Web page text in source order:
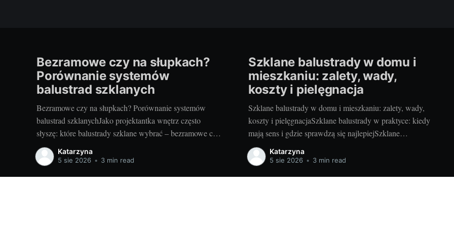
Bezramowe czy na słupkach?
Porównanie systemów
balustrad szklanych
Bezramowe czy na słupkach? Porównanie systemów
balustrad szklanychJako projektantka wnętrz często
słyszę: które balustrady szklane wybrać – bezramowe czy
na słupkach? Oba systemy potrafią wyglądać zjawiskowo
i podnieść wartość nieruchomości, ale różnią się
Katarzyna
5 sie 2026 • 3 min read
Szklane balustrady w domu i
mieszkaniu: zalety, wady,
koszty i pielęgnacja
Szklane balustrady w domu i mieszkaniu: zalety, wady,
koszty i pielęgnacjaSzklane balustrady w praktyce: kiedy
mają sens i gdzie sprawdzą się najlepiejSzklane
balustrady to sposób na więcej światła, lekkości i
nowoczesności bez rezygnacji z bezpieczeństwa. Lubię je
Katarzyna
5 sie 2026 • 3 min read